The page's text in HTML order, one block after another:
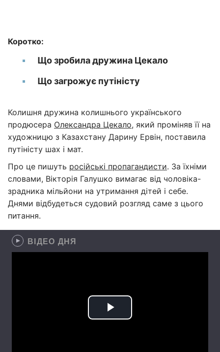
Коротко:
Що зробила дружина Цекало
Що загрожує путіністу
Колишня дружина колишнього українського
продюсера Олександра Цекало, який проміняв її на
художницю з Казахстану Дарину Ервін, поставила
путіністу шах і мат.
Про це пишуть російські пропагандисти. За їхніми
словами, Вікторія Галушко вимагає від чоловіка-
зрадника мільйони на утримання дітей і себе.
Днями відбудеться судовий розгляд саме з цього
питання.
ВІДЕО ДНЯ